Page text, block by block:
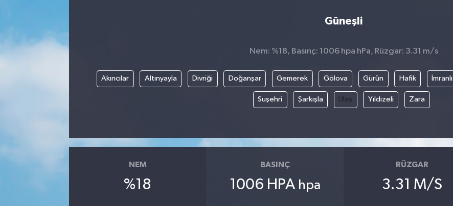
Güneşli
Nem: %18, Basınç: 1006 hpa hPa, Rüzgar: 3.31 m/s
Akıncılar Altınyayla Divriği Doğanşar Gemerek Gölova Gürün Hafik İmranlı
Suşehri Şarkışla Ulaş Yıldızeli Zara
NEM
%18
BASINÇ
1006 HPA hpa
RÜZGAR
3.31 M/S
Magazin